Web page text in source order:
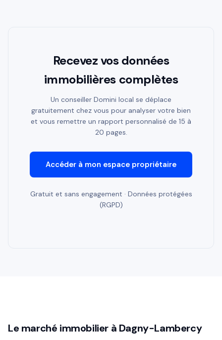
Recevez vos données
immobilières complètes
Un conseiller Domini local se déplace
gratuitement chez vous pour analyser votre bien
et vous remettre un rapport personnalisé de 15 à
20 pages.
Accéder à mon espace propriétaire
Gratuit et sans engagement · Données protégées
(RGPD)
Le marché immobilier à Dagny-Lambercy